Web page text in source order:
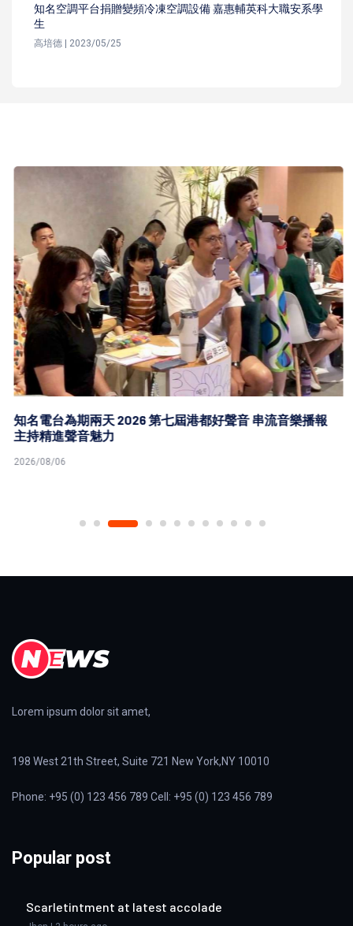
知名空調平台捐贈變頻冷凍空調設備 嘉惠輔英科大職安系學
生
高培德 | 2023/05/25
知名電台為期兩天 2026 第七屆港都好聲音 串流音樂播報
主持精進聲音魅力
2026/08/06
Lorem ipsum dolor sit amet,
198 West 21th Street, Suite 721 New York,NY 10010
Phone: +95 (0) 123 456 789 Cell: +95 (0) 123 456 789
Popular post
Scarletintment at latest accolade